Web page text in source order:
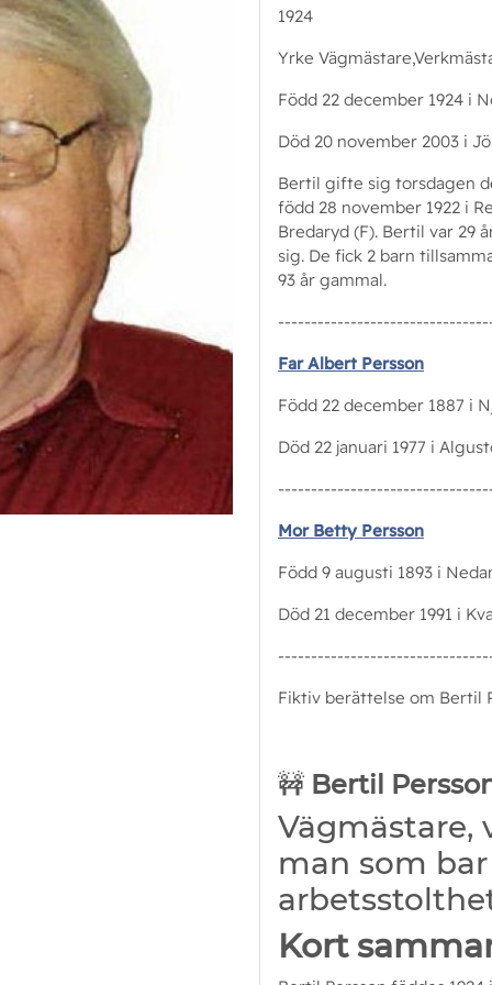
1924
Yrke
Född 22 december 1924 i
Död 20 november 2003 i
Bertil gifte sig torsdagen
född 28 november 1922 i
Bredaryd (F). Bertil var 29
sig. De fick 2 barn
93 år gammal.
Far Albert Persson
Född 22 december 1887 i
Död 22 januari 1977 i
Mor Betty Persson
Född 9 augusti 1893 i
Död 21 december 1991 i
Fiktiv berättelse om Bertil
🚧 Bertil
Vägmästare,
man som
Kort